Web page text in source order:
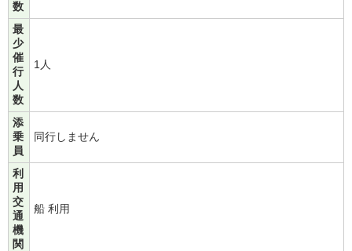
数
最
少
催
行
人
数
1人
添
乗
員
同行しません
利
用
交
通
機
関
船 利用